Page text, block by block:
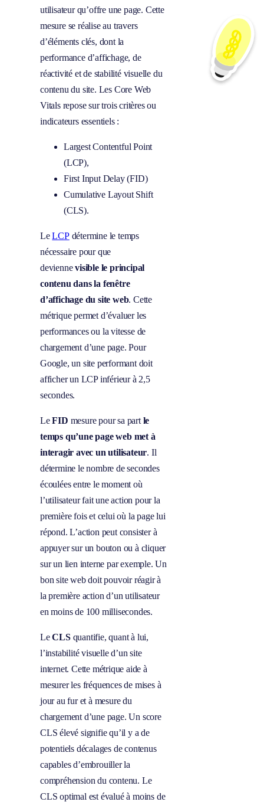
utilisateur qu’offre une page. Cette
mesure se réalise au travers
d’éléments clés, dont la
performance d’affichage, de
réactivité et de stabilité visuelle du
contenu du site. Les Core Web
Vitals repose sur trois critères ou
indicateurs essentiels :
Largest Contentful Point
(LCP),
First Input Delay (FID)
Cumulative Layout Shift
(CLS).
LeLCPdétermine le temps
nécessaire pour que
deviennevisible le principal
contenu dans la fenêtre
d’affichage du site web. Cette
métrique permet d’évaluer les
performances ou la vitesse de
chargement d’une page. Pour
Google, un site performant doit
afficher un LCP inférieur à 2,5
secondes.
LeFID mesure pour sa part le
temps qu’une page web met à
interagir avec un utilisateur. Il
détermine le nombre de secondes
écoulées entre le moment où
l’utilisateur fait une action pour la
première fois et celui où la page lui
répond. L’action peut consister à
appuyer sur un bouton ou à cliquer
sur un lien interne par exemple. Un
bon site web doit pouvoir réagir à
la première action d’un utilisateur
en moins de 100 millisecondes.
LeCLSquantifie, quant à lui,
l’instabilité visuelle d’un site
internet. Cette métrique aide à
mesurer les fréquences de mises à
jour au fur et à mesure du
chargement d’une page. Un score
CLS élevé signifie qu’il y a de
potentiels décalages de contenus
capables d’embrouiller la
compréhension du contenu. Le
CLS optimal est évalué à moins de